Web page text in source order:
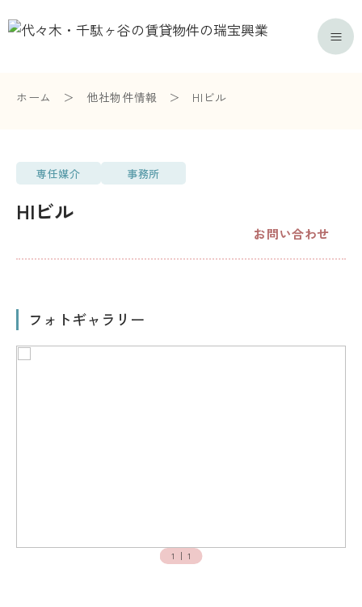
ホーム ＞ 他社物件情報 ＞ HIビル
専任媒介 事務所
HIビル
お問い合わせ
フォトギャラリー
1 │ 1